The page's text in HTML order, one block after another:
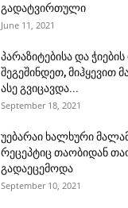
გადატვირთული
June 11, 2021
პარაზიტებისა და
შეგეშინდეთ, მიჰყევით
ასე გვიცავდა...
September 18, 2021
უებარაი ხალხური
რეცეპტიც თაობიდან
გადაეცემოდა
September 10, 2021